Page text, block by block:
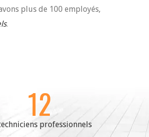
plus de 100 employés,
.
12
professionnels